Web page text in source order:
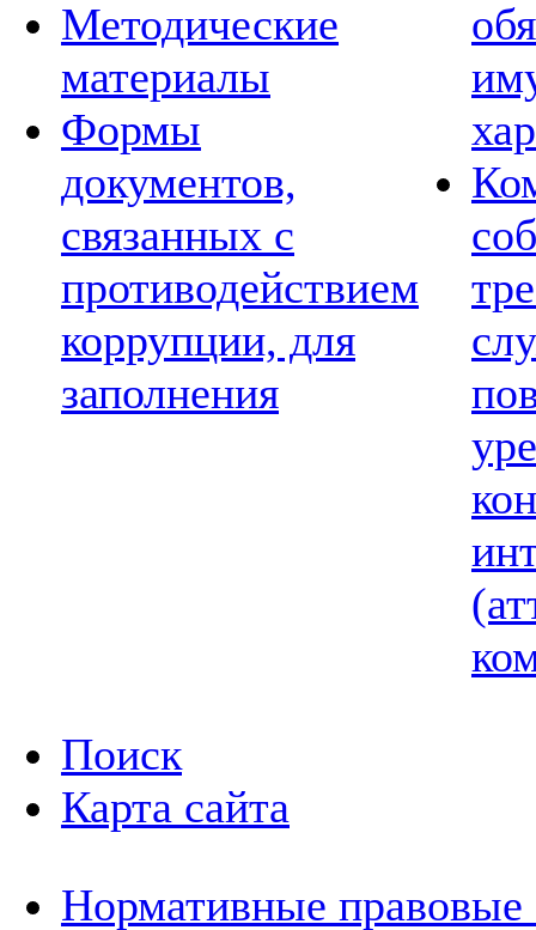
Методические
материалы
Формы
документов,
связанных с
противодействием
коррупции, для
заполнения
Поиск
Карта сайта
Нормативные правовые